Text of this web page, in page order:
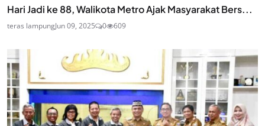
Hari Jadi ke 88, Walikota Metro Ajak Masyarakat Bers...
teras lampungJun 09, 2025 0 609